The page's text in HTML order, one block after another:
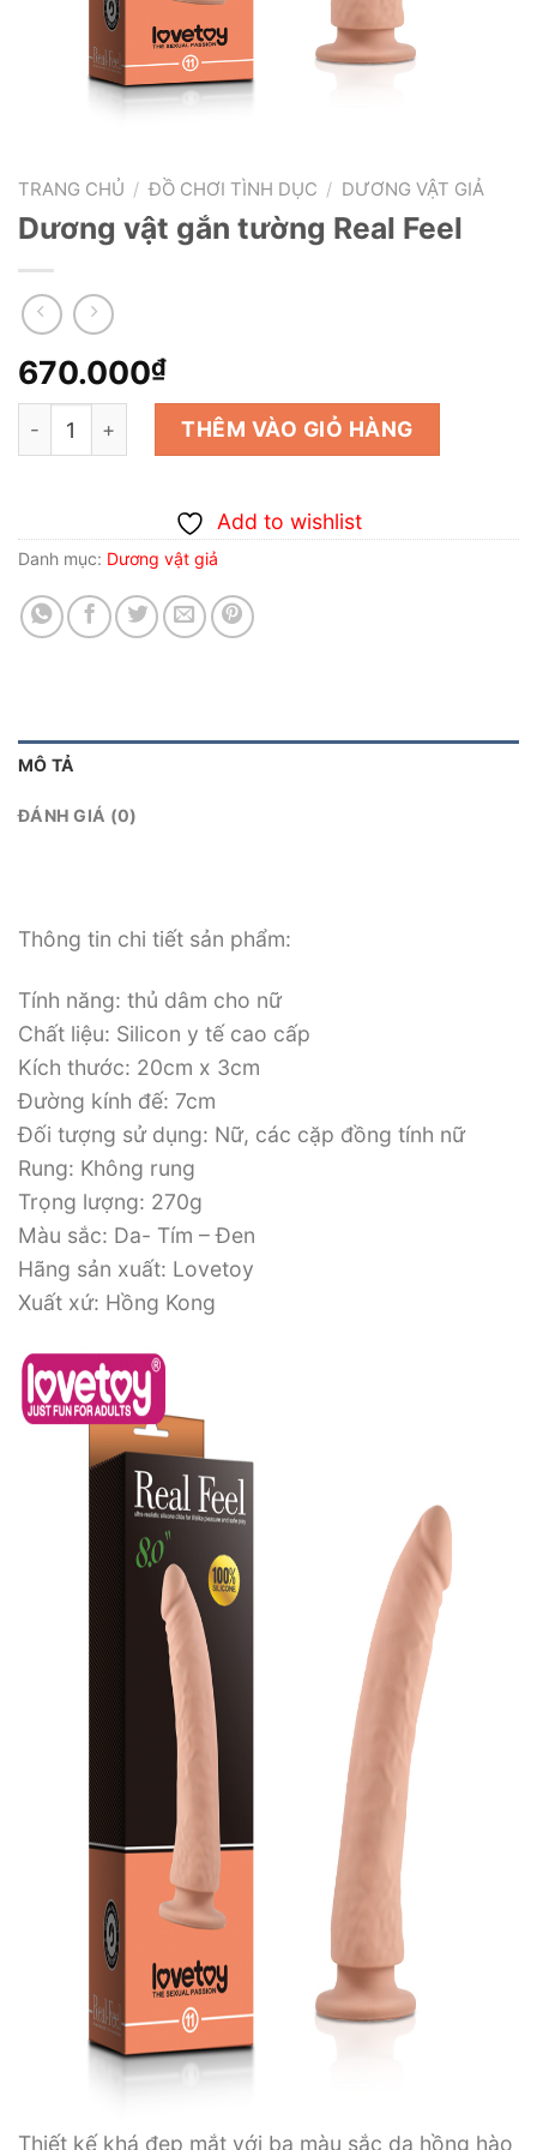
TRANG CHỦ / ĐỒ CHƠI TÌNH DỤC / DƯƠNG VẬT GIẢ
Dương vật gắn tường Real Feel
670.000₫
Dương vật gắn tường Real Feel số lượng
THÊM VÀO GIỎ HÀNG
Add to wishlist
Danh mục: Dương vật giả
MÔ TẢ
ĐÁNH GIÁ (0)
Thông tin chi tiết sản phẩm:
Tính năng: thủ dâm cho nữ
Chất liệu: Silicon y tế cao cấp
Kích thước: 20cm x 3cm
Đường kính đế: 7cm
Đối tượng sử dụng: Nữ, các cặp đồng tính nữ
Rung: Không rung
Trọng lượng: 270g
Màu sắc: Da- Tím – Đen
Hãng sản xuất: Lovetoy
Xuất xứ: Hồng Kong
Thiết kế khá đẹp mắt với ba màu sắc da hồng hào